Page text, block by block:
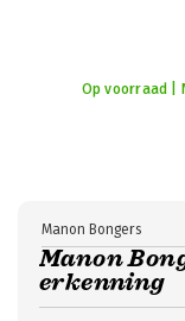
Op voorraad |
Manon
erkenning
Manon Bongers